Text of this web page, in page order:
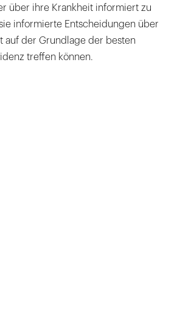
über ihre Krankheit informiert zu
informierte Entscheidungen über
auf der Grundlage der besten
treffen können.